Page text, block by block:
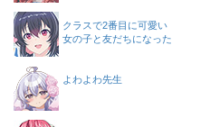
クラスで2番目に可愛い
女の子と友だちになった
よわよわ先生